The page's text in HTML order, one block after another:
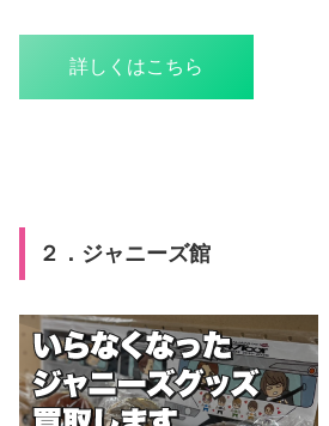
詳しくはこちら
２．ジャニーズ館